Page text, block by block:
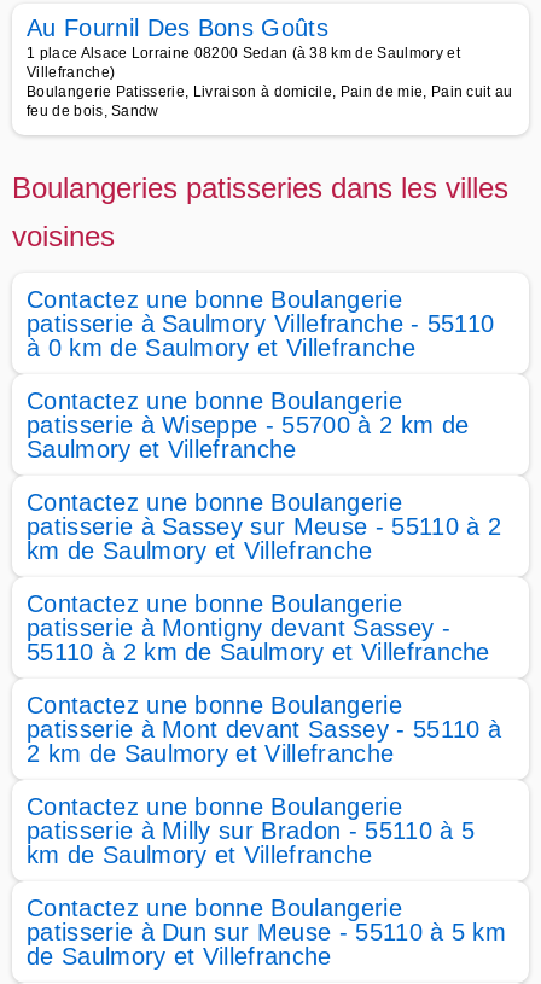
Au Fournil Des Bons Goûts
1 place Alsace Lorraine 08200 Sedan (à 38 km de Saulmory et
Villefranche)
Boulangerie Patisserie, Livraison à domicile, Pain de mie, Pain cuit au
feu de bois, Sandw
Boulangeries patisseries dans les villes
voisines
Contactez une bonne Boulangerie
patisserie à Saulmory Villefranche - 55110
à 0 km de Saulmory et Villefranche
Contactez une bonne Boulangerie
patisserie à Wiseppe - 55700 à 2 km de
Saulmory et Villefranche
Contactez une bonne Boulangerie
patisserie à Sassey sur Meuse - 55110 à 2
km de Saulmory et Villefranche
Contactez une bonne Boulangerie
patisserie à Montigny devant Sassey -
55110 à 2 km de Saulmory et Villefranche
Contactez une bonne Boulangerie
patisserie à Mont devant Sassey - 55110 à
2 km de Saulmory et Villefranche
Contactez une bonne Boulangerie
patisserie à Milly sur Bradon - 55110 à 5
km de Saulmory et Villefranche
Contactez une bonne Boulangerie
patisserie à Dun sur Meuse - 55110 à 5 km
de Saulmory et Villefranche